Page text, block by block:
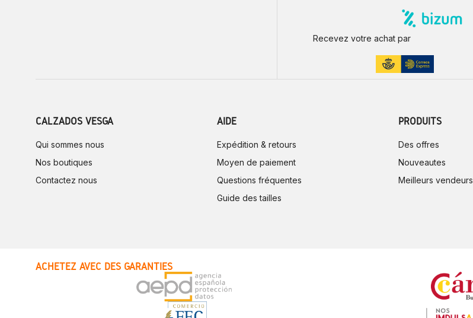
Recevez votre achat par
CALZADOS VESGA
Qui sommes nous
Nos boutiques
Contactez nous
AIDE
Expédition & retours
Moyen de paiement
Questions fréquentes
Guide des tailles
PRODUITS
Des offres
Nouveautes
Meilleurs vendeurs
ACHETEZ AVEC DES GARANTIES